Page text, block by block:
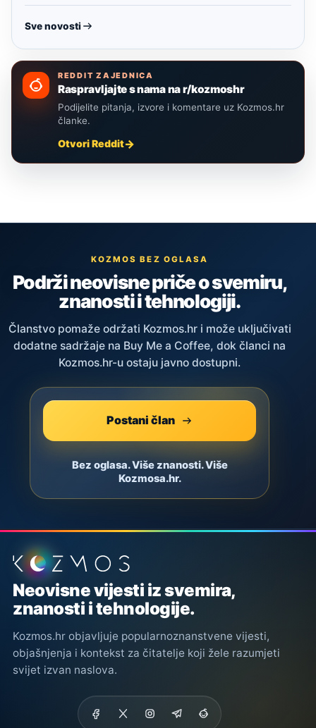
Sve novosti
REDDIT ZAJEDNICA
Raspravljajte s nama na r/kozmoshr
Podijelite pitanja, izvore i komentare uz Kozmos.hr
članke.
Otvori Reddit
KOZMOS BEZ OGLASA
Podrži neovisne priče o svemiru,
znanosti i tehnologiji.
Članstvo pomaže održati Kozmos.hr i može uključivati
dodatne sadržaje na Buy Me a Coffee, dok članci na
Kozmos.hr-u ostaju javno dostupni.
Postani član
Bez oglasa. Više znanosti. Više
Kozmosa.hr.
Podnožje stranice
Neovisne vijesti iz svemira,
znanosti i tehnologije.
Kozmos.hr objavljuje popularnoznanstvene vijesti,
objašnjenja i kontekst za čitatelje koji žele razumjeti
svijet izvan naslova.